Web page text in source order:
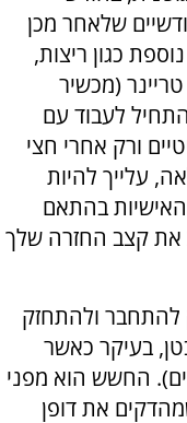
שלאחר מכן
כגון ריצות,
(מכשיר
ניתן להתחיל לעבוד עם
ורק אחרי חצי
עלייך להיות
בהתאם
את קצב החזרה שלך
להתחבר ולהתחזק
בעיקר כאשר
החשש הוא מפני
את דופן